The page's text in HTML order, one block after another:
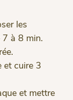
les
à 8 min.
et cuire 3
et mettre